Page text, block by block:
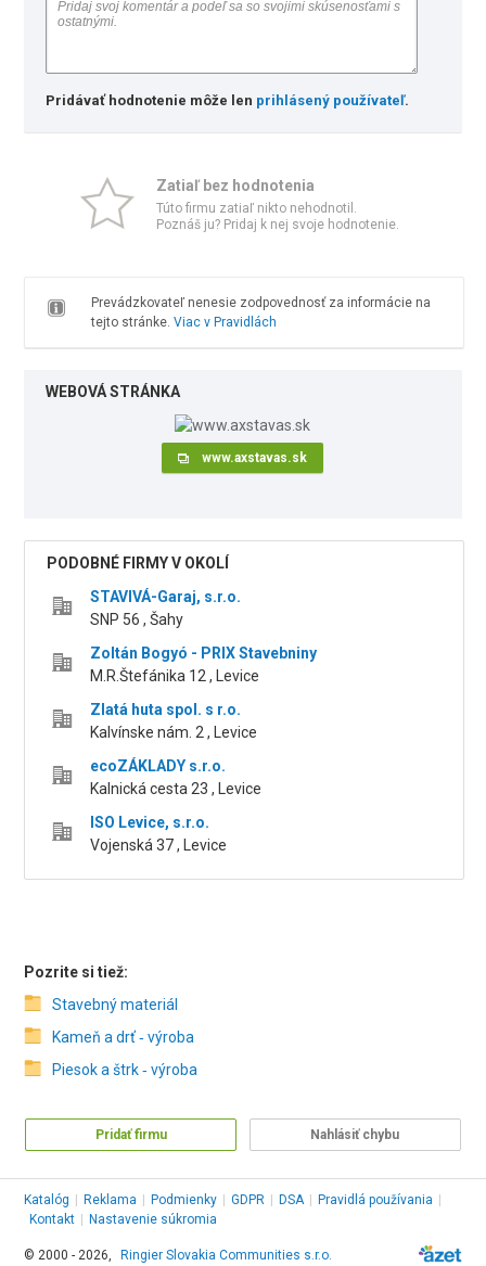
Pridávať hodnotenie môže len prihlásený používateľ.
Zatiaľ bez hodnotenia
Túto firmu zatiaľ nikto nehodnotil.
Poznáš ju? Pridaj k nej svoje hodnotenie.
Prevádzkovateľ nenesie zodpovednosť za informácie na
tejto stránke. Viac v Pravidlách
WEBOVÁ STRÁNKA
www.axstavas.sk
PODOBNÉ FIRMY V OKOLÍ
STAVIVÁ-Garaj, s.r.o.
SNP 56 , Šahy
Zoltán Bogyó - PRIX Stavebniny
M.R.Štefánika 12 , Levice
Zlatá huta spol. s r.o.
Kalvínske nám. 2 , Levice
ecoZÁKLADY s.r.o.
Kalnická cesta 23 , Levice
ISO Levice, s.r.o.
Vojenská 37 , Levice
Pozrite si tiež:
Stavebný materiál
Kameň a drť ‑ výroba
Piesok a štrk ‑ výroba
Pridať firmu Nahlásiť chybu
Katalóg Reklama Podmienky GDPR DSA Pravidlá používania
Kontakt
Nastavenie súkromia
© 2000 - 2026, Ringier Slovakia Communities s.r.o.